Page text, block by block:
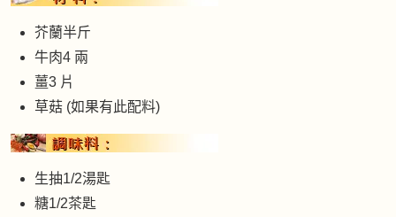
芥蘭半斤
牛肉4 兩
薑3 片
草菇 (如果有此配料)
生抽1/2湯匙
糖1/2茶匙